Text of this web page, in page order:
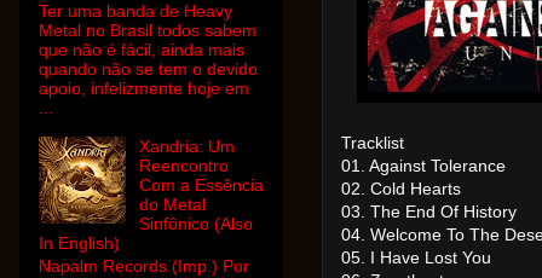
Tracklist
01. Against Tolerance
02. Cold Hearts
03. The End Of History
04. Welcome To The
05. I Have Lost You
Ter uma banda de Heavy
Metal no Brasil todos sabem
que não é fácil, ainda mais
quando não se tem o devido
apoio, infelizmente hoje em
...
Xandria: Um
Reencontro
Com a Essência
do Metal
Sinfônico (Also
In English)
Napalm Records (Imp.) Por